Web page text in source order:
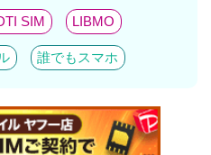
SIM LIBMO
誰でもスマホ